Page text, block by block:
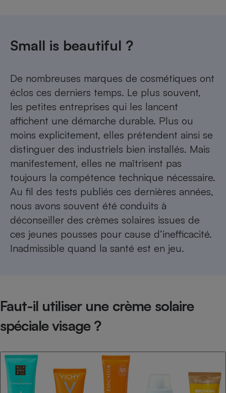
Small is beautiful ?
De nombreuses marques de cosmétiques ont
éclos ces derniers temps. Le plus souvent,
les petites entreprises qui les lancent
affichent une démarche durable. Plus ou
moins explicitement, elles prétendent ainsi se
distinguer des industriels bien installés. Mais
manifestement, elles ne maîtrisent pas
toujours la compétence technique nécessaire.
Au fil des tests publiés ces dernières années,
nous avons souvent été conduits à
déconseiller des crèmes solaires issues de
ces jeunes pousses pour cause d’inefficacité.
Inadmissible quand la santé est en jeu.
Faut-il utiliser une crème solaire
spéciale visage ?